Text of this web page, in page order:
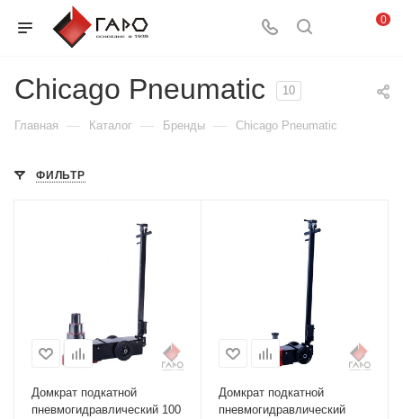
0
Chicago Pneumatic 10
Главная — Каталог — Бренды — Chicago Pneumatic
ФИЛЬТР
Домкрат подкатной
пневмогидравлический 100
Домкрат подкатной
пневмогидравлический